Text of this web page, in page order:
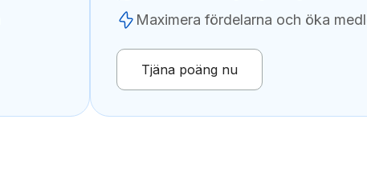
Maximera fördelarna och öka
Tjäna poäng nu